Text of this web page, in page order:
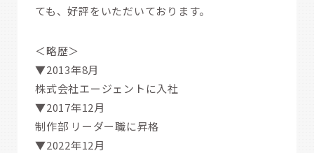
ても、好評をいただいております。
＜略歴＞
▼2013年8月
株式会社エージェントに入社
▼2017年12月
制作部 リーダー職に昇格
▼2022年12月